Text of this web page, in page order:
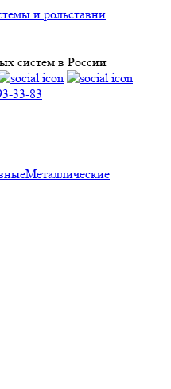
систем в России
33-83
Металлические